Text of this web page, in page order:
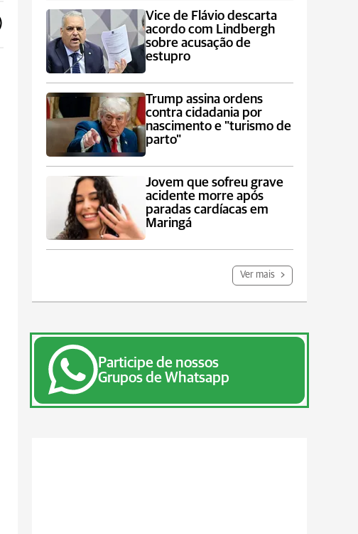
Vice de Flávio descarta
acordo com Lindbergh
sobre acusação de
estupro
Trump assina ordens
contra cidadania por
nascimento e "turismo de
parto"
Jovem que sofreu grave
acidente morre após
paradas cardíacas em
Maringá
Ver mais
Participe de nossos
Grupos de Whatsapp